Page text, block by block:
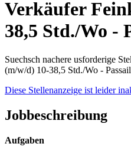
Verkäufer
38,5 Std./Wo -
Suechsch nachere usforderige
(m/w/d) 10-38,5 Std./Wo -
Diese Stellenanzeige ist leider
Jobbeschreibung
Aufgaben